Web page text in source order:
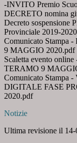
-INVITO Premio
DECRETO nomina
Decreto
Provinciale 2019-
Comunicato Stampa
9 MAGGIO 2020.pdf
Scaletta evento
TERAMO 9
Comunicato Stampa
DIGITALE FASE
2020.pdf
Notizie
Ultima revisione il 14-